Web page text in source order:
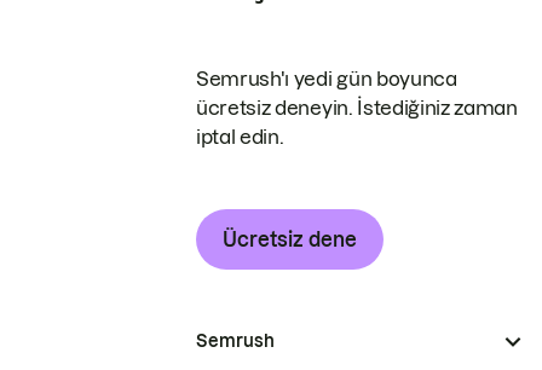
Semrush'ı yedi gün boyunca
ücretsiz deneyin. İstediğiniz zaman
iptal edin.
Ücretsiz dene
Semrush